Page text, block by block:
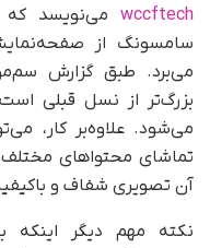
wccftech
بزرگ‌تر از نسل قبلی
می‌شود. علاوه‌بر کار،
تماشای محتواهای مختلف
آن تصویری شفاف و
نکته مهم دیگر اینکه